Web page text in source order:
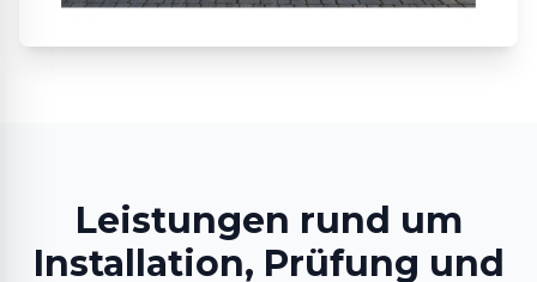
Leistungen rund um
Installation, Prüfung und